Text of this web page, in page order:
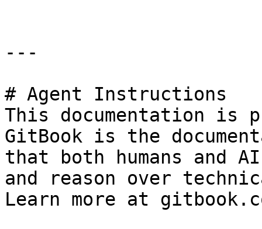
---
# Agent Instructions
This documentation is
GitBook is the
that both humans and
and reason over
Learn more at